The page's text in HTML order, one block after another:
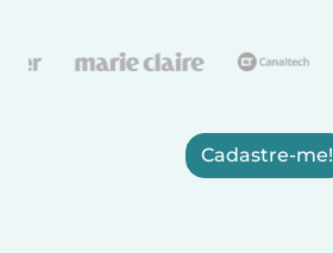
Cadastre-me!